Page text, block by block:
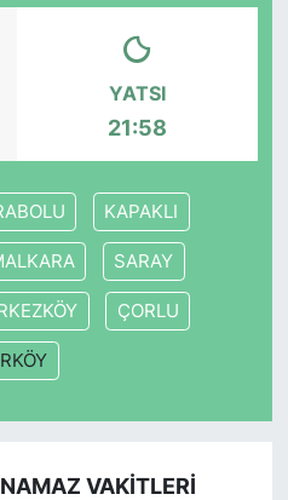
YATSI
21:58
KAPAKLI
SARAY
ÇORLU
VAKITLERI